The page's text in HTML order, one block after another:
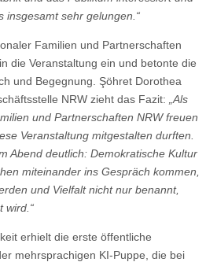
insgesamt sehr gelungen.“
Familien und Partnerschaften
die Veranstaltung ein und betonte die
und Begegnung. Şöhret Dorothea
NRW zieht das Fazit: „Als
und Partnerschaften NRW freuen
Veranstaltung mitgestalten durften.
Abend deutlich: Demokratische Kultur
miteinander ins Gespräch kommen,
und Vielfalt nicht nur benannt,
wird.“
erhielt die erste öffentliche
mehrsprachigen KI-Puppe, die bei